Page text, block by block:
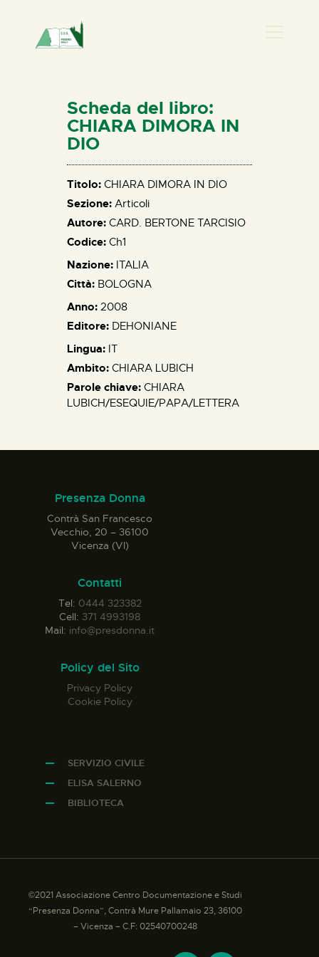
HOME
CHI SIAMO
NEWS
PERCORSI
BIBLIOTECA
ELISA SALERNO
CONTATTI
Scheda del libro:
CHIARA DIMORA IN
DIO
Titolo: CHIARA DIMORA IN DIO
Sezione: Articoli
Autore: CARD. BERTONE TARCISIO
Codice: Ch1
Nazione: ITALIA
Città: BOLOGNA
Anno: 2008
Editore: DEHONIANE
Lingua: IT
Ambito: CHIARA LUBICH
Parole chiave: CHIARA
LUBICH/ESEQUIE/PAPA/LETTERA
Presenza Donna
Contrà San Francesco
Vecchio, 20 – 36100
Vicenza (VI)
Contatti
Tel: 0444 323382
Cell: 371 4993198
Mail: info@presdonna.it
Policy del Sito
Privacy Policy
Cookie Policy
SERVIZIO CIVILE
ELISA SALERNO
BIBLIOTECA
©2021 Associazione Centro Documentazione e Studi
“Presenza Donna”, Contrà Mure Pallamaio 23, 36100
– Vicenza – C.F: 02540700248